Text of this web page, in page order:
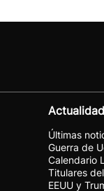
Actualidad
Últimas
Guerra de
Calendario
Titulares
EEUU y